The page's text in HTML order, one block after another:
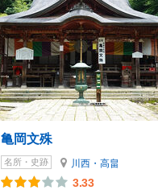
亀岡文殊
名所・史跡 川西・高畠
3.33